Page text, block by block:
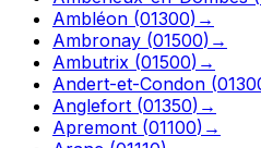
Ambléon (01300) →
Ambronay (01500) →
Ambutrix (01500) →
Andert-et-Condon (
Anglefort (01350) →
Apremont (01100) →